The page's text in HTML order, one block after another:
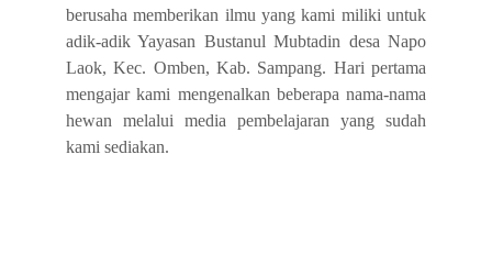
berusaha memberikan ilmu yang kami miliki untuk
adik-adik Yayasan Bustanul Mubtadin desa Napo
Laok, Kec. Omben, Kab. Sampang. Hari pertama
mengajar kami mengenalkan beberapa nama-nama
hewan melalui media pembelajaran yang sudah
kami sediakan.